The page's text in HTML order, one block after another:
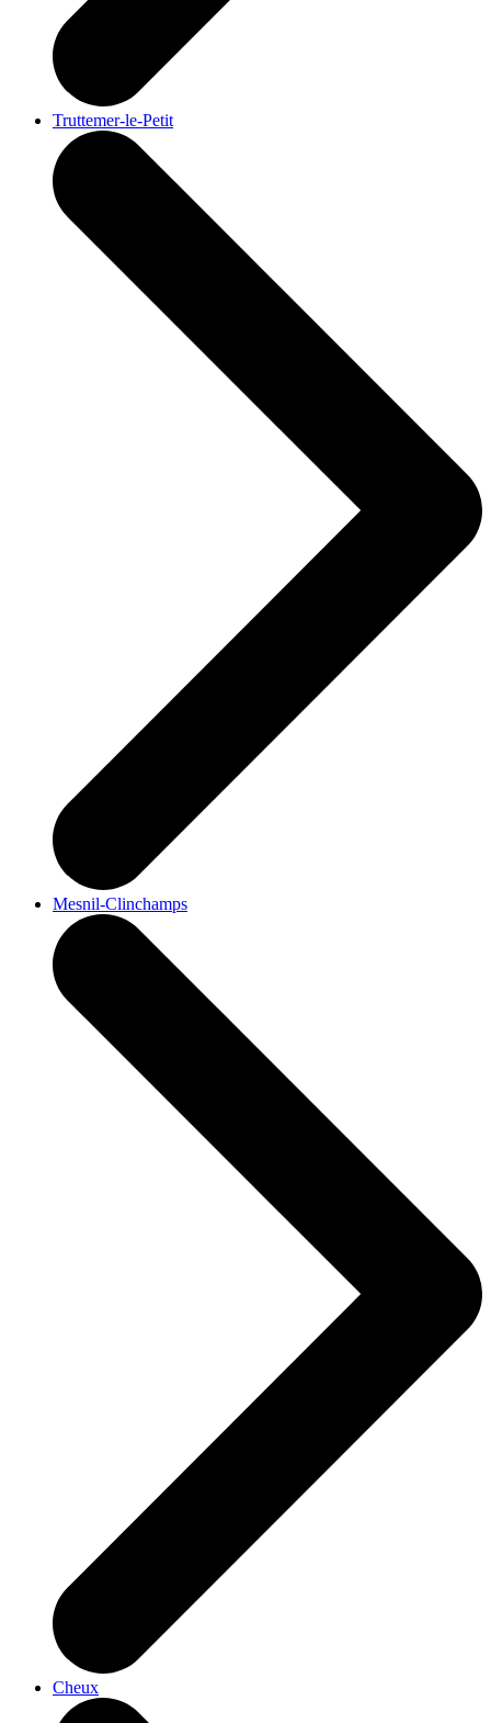
Truttemer-le-Petit
Mesnil-Clinchamps
Cheux